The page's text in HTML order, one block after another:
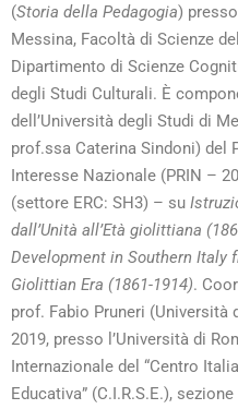
(Storia della Pedagogia)
Messina, Facoltà di Scienze
Dipartimento di Scienze
degli Studi Culturali. È
dell’Università degli Studi di
prof.ssa Caterina Sindoni) del
Interesse Nazionale (PRIN –
(settore ERC: SH3) – su
dall’Unità all’Età giolittiana
Development in Southern Italy
Giolittian Era (1861-1914).
prof. Fabio Pruneri (Università
2019, presso l’Università di
Internazionale del “Centro
Educativa” (C.I.R.S.E.),